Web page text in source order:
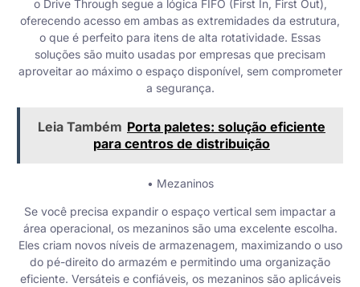
o Drive Through segue a lógica FIFO (First In, First Out),
oferecendo acesso em ambas as extremidades da estrutura,
o que é perfeito para itens de alta rotatividade. Essas
soluções são muito usadas por empresas que precisam
aproveitar ao máximo o espaço disponível, sem comprometer
a segurança.
Leia Também Porta paletes: solução eficiente
para centros de distribuição
• Mezaninos
Se você precisa expandir o espaço vertical sem impactar a
área operacional, os mezaninos são uma excelente escolha.
Eles criam novos níveis de armazenagem, maximizando o uso
do pé-direito do armazém e permitindo uma organização
eficiente. Versáteis e confiáveis, os mezaninos são aplicáveis